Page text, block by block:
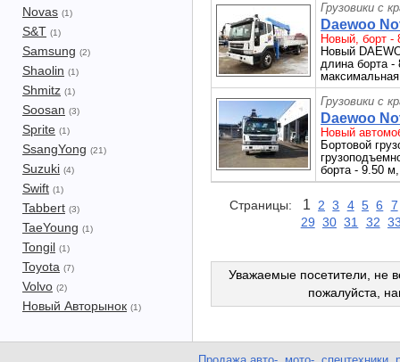
Novas (1)
S&T (1)
Samsung (2)
Shaolin (1)
Shmitz (1)
Soosan (3)
Sprite (1)
SsangYong (21)
Suzuki (4)
Swift (1)
Tabbert (3)
TaeYoung (1)
Tongil (1)
Toyota (7)
Volvo (2)
Новый Авторынок (1)
Грузовики с
Daewoo
Новый, борт -
Новый
длина борта -
Грузовики с
Daewoo
Новый
Бортовой
борта - 9.50
Страницы: 1 2 3 4 5 6
7
29 30 31 32
Уважаемые посетители, не
пожалуйста,